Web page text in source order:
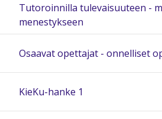
Tutoroinnilla tulevaisuuteen -
menestykseen
Osaavat opettajat - onnelliset
KieKu-hanke 1